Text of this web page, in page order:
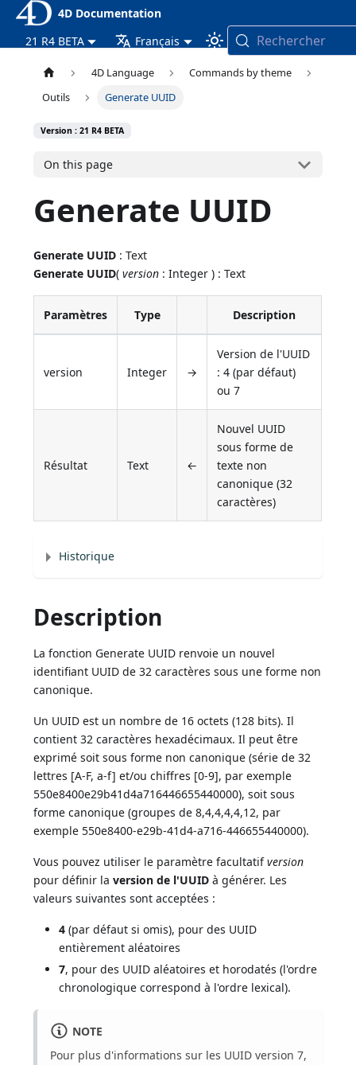
4D Documentation
21 R4 BETA
Français Rechercher
4D Language
Commands by theme
Outils
Generate UUID
Version : 21 R4 BETA
On this page
Generate UUID
Generate UUID : Text
Generate UUID(version : Integer ) : Text
Paramètres Type Description
version Integer →
Version de l'UUID
: 4 (par défaut)
ou 7
Résultat Text ←
Nouvel UUID
sous forme de
texte non
canonique (32
caractères)
Historique
Description
La fonction Generate UUID renvoie un nouvel
identifiant UUID de 32 caractères sous une forme non
canonique.
Un UUID est un nombre de 16 octets (128 bits). Il
contient 32 caractères hexadécimaux. Il peut être
exprimé soit sous forme non canonique (série de 32
lettres [A-F, a-f] et/ou chiffres [0-9], par exemple
550e8400e29b41d4a716446655440000), soit sous
forme canonique (groupes de 8,4,4,4,4,12, par
exemple 550e8400-e29b-41d4-a716-446655440000).
Vous pouvez utiliser le paramètre facultatifversion
pour définir laversion de l'UUID à générer. Les
valeurs suivantes sont acceptées :
4 (par défaut si omis), pour des UUID
entièrement aléatoires
7, pour des UUID aléatoires et horodatés (l'ordre
chronologique correspond à l'ordre lexical).
NOTE
Pour plus d'informations sur les UUID version 7,